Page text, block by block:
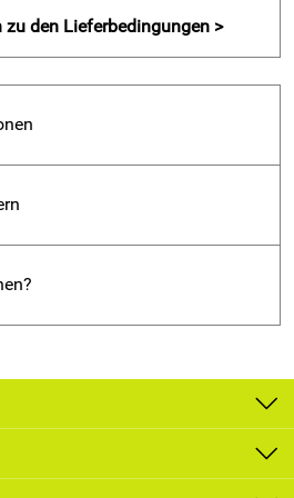
entlasten Schulter- und
höhenverstellbar und nur ohne
weiß oder poliert
den Lieferbedingungen >